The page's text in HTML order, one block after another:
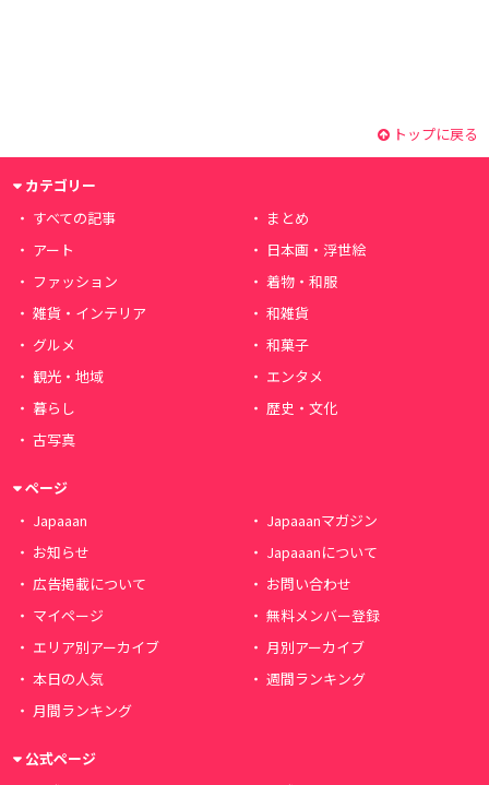
トップに戻る
カテゴリー
すべての記事
まとめ
アート
日本画・浮世絵
ファッション
着物・和服
雑貨・インテリア
和雑貨
グルメ
和菓子
観光・地域
エンタメ
暮らし
歴史・文化
古写真
ページ
Japaaan
Japaaanマガジン
お知らせ
Japaaanについて
広告掲載について
お問い合わせ
マイページ
無料メンバー登録
エリア別アーカイブ
月別アーカイブ
本日の人気
週間ランキング
月間ランキング
公式ページ